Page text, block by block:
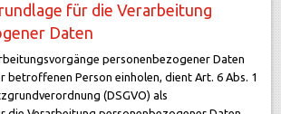
für die Verarbeitung
Daten
personenbezogener Daten
betroffenen Person einholen, dient Art. 6 Abs. 1
(DSGVO) als